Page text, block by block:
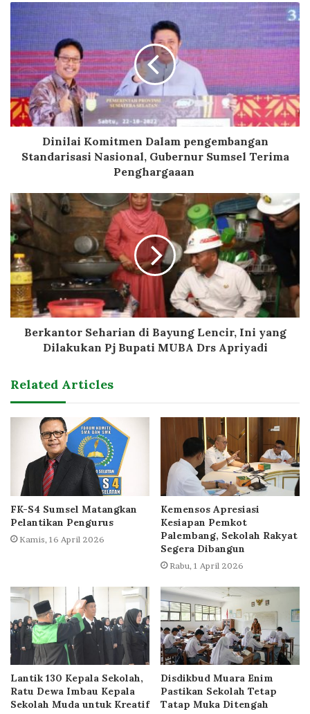
Dinilai Komitmen Dalam pengembangan
Standarisasi Nasional, Gubernur Sumsel Terima
Penghargaaan
Berkantor Seharian di Bayung Lencir, Ini yang
Dilakukan Pj Bupati MUBA Drs Apriyadi
Related Articles
FK-S4 Sumsel Matangkan
Pelantikan Pengurus
Kamis, 16 April 2026
Kemensos Apresiasi
Kesiapan Pemkot
Palembang, Sekolah Rakyat
Segera Dibangun
Rabu, 1 April 2026
Lantik 130 Kepala Sekolah,
Ratu Dewa Imbau Kepala
Sekolah Muda untuk Kreatif
Disdikbud Muara Enim
Pastikan Sekolah Tetap
Tatap Muka Ditengah